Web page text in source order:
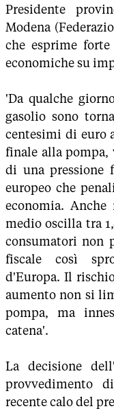
Presidente
Modena
che esprime
economiche su
'Da qualche
gasolio sono
centesimi di euro
finale alla pompa,
di una pressione
europeo che
economia.
medio oscilla tra
consumatori non
fiscale così
d'Europa. Il
aumento non si
pompa, ma
catena'.
La decisione
provvedimento
recente calo del